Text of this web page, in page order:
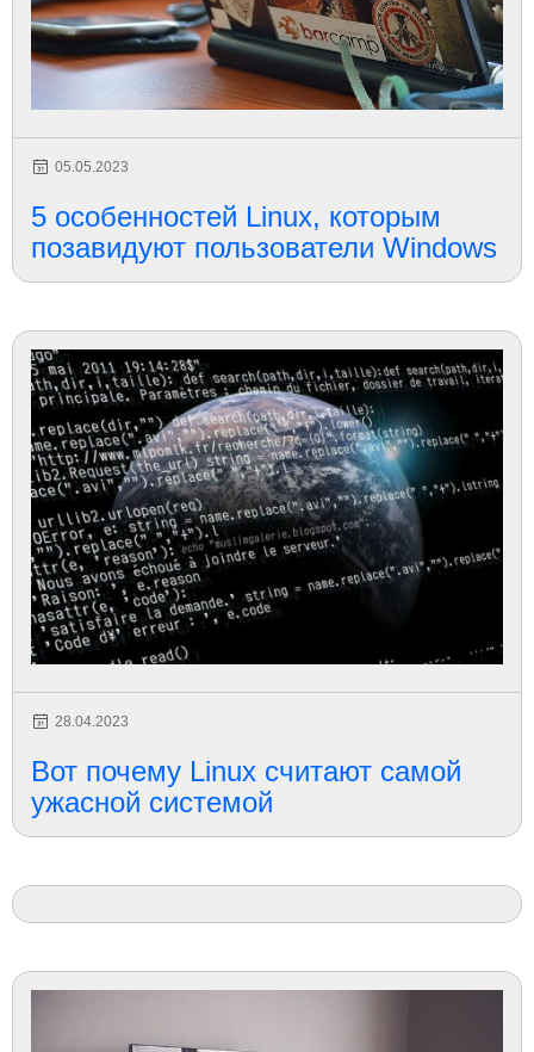
05.05.2023
5 особенностей Linux, которым
позавидуют пользователи Windows
28.04.2023
Вот почему Linux считают самой
ужасной системой